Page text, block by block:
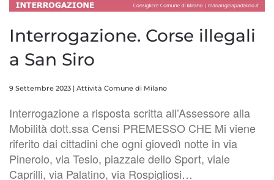
Interrogazione. Corse illegali
a San Siro
9 Settembre 2023 | Attività Comune di Milano
Interrogazione a risposta scritta all’Assessore alla
Mobilità dott.ssa Censi PREMESSO CHE Mi viene
riferito dai cittadini che ogni giovedì notte in via
Pinerolo, via Tesio, piazzale dello Sport, viale
Caprilli, via Palatino, via Rospigliosi…